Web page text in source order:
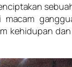
kehidupan